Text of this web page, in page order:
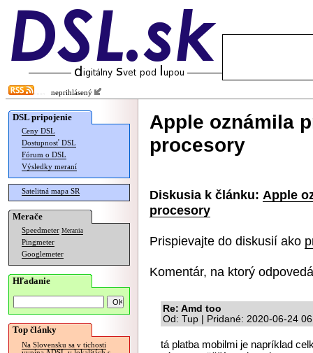
neprihlásený
DSL pripojenie
Ceny DSL
Dostupnosť DSL
Fórum o DSL
Výsledky meraní
Satelitná mapa SR
Merače
Speedmeter Merania
Pingmeter
Googlemeter
Hľadanie
Top články
Na Slovensku sa v tichosti
Apple oznámila
procesory
Diskusia k článku: Apple
procesory
Prispievajte do diskusií ako
Komentár, na ktorý
Re: Amd too
Od: Tup | Pridané: 2020-06-24
tá platba mobilmi je napríklad